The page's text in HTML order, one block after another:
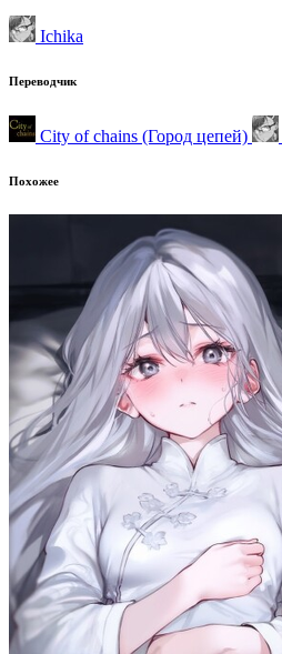
Ichika
Переводчик
City of chains (Город цепей)
Похожее